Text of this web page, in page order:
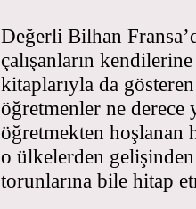
Değerli Bilhan
çalışanların
kitaplarıyla da
öğretmenler ne derece
öğretmekten hoşlanan
o ülkelerden
torunlarına bile hitap